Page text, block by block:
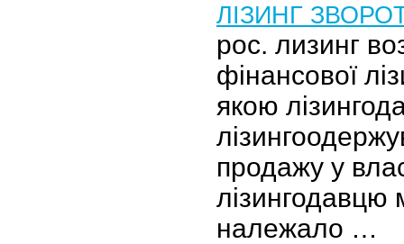
ЛІЗИНГ
рос. лизинг
фінансової
якою
продажу у
належало …